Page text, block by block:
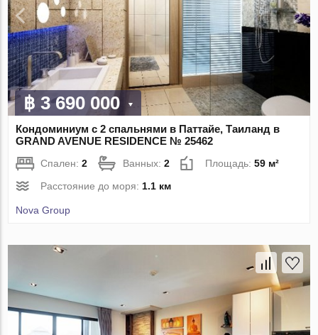
฿ 3 690 000
Кондоминиум с 2 спальнями в Паттайе, Таиланд в
GRAND AVENUE RESIDENCE № 25462
Спален:2 Ванных:2 Площадь:59 м²
Расстояние до моря: 1.1 км
Nova Group